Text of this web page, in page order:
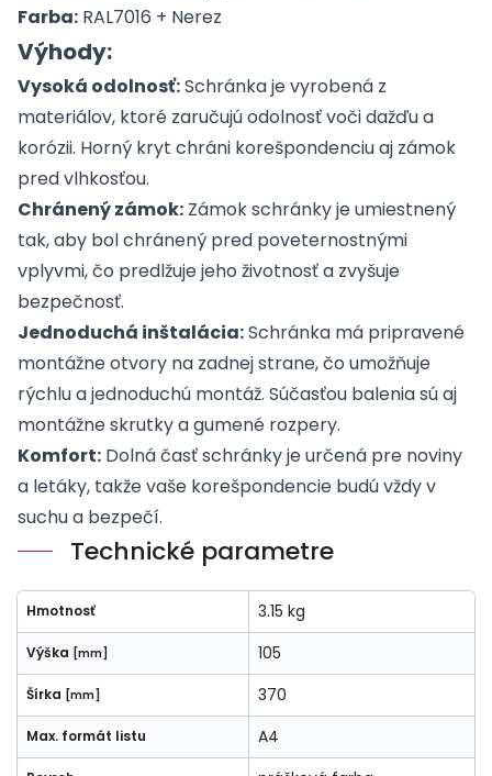
Farba: RAL7016 + Nerez
Výhody:
Vysoká odolnosť:Schránka je vyrobená z
materiálov, ktoré zaručujú odolnosť voči dažďu a
korózii. Horný kryt chráni korešpondenciu aj zámok
pred vlhkosťou.
Chránený zámok: Zámok schránky je umiestnený
tak, aby bol chránený pred poveternostnými
vplyvmi, čo predlžuje jeho životnosť a zvyšuje
bezpečnosť.
Jednoduchá inštalácia:Schránka má pripravené
montážne otvory na zadnej strane, čo umožňuje
rýchlu a jednoduchú montáž. Súčasťou balenia sú aj
montážne skrutky a gumené rozpery.
Komfort: Dolná časť schránky je určená pre noviny
a letáky, takže vaše korešpondencie budú vždy v
suchu a bezpečí.
Technické parametre
Hmotnosť 3.15 kg
Výška [mm] 105
Šírka [mm] 370
Max. formát listu A4